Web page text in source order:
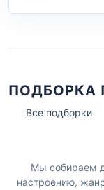
ПОДБОРКА
Все подборки
Мы собираем
настроению,